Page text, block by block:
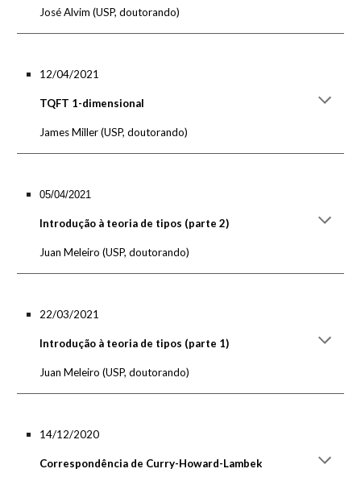
José Alvim (USP, doutorando)
12/04/2021
TQFT 1-dimensional
James Miller(USP, doutorando)
05/04/2021
Introdução à teoria de tipos (parte 2)
Juan Meleiro (USP, doutorando)
22/03/2021
Introdução à teoria de tipos (parte 1)
Juan Meleiro (USP, doutorando)
14/12/2020
Correspondência de Curry-Howard-Lambek